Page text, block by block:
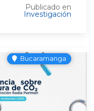
Publicado en
Investigación
Bucaramanga